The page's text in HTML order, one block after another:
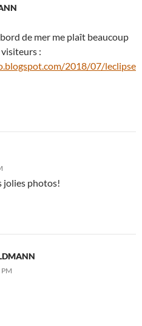
de mer me plaît beaucoup
:
2018/07/leclipse
jolies photos!